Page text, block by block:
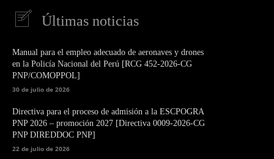
Últimas noticias
Manual para el empleo adecuado de aeronaves y drones
en la Policía Nacional del Perú [RCG 452-2026-CG
PNP/COMOPPOL]
30 de julio de 2026
Directiva para el proceso de admisión a la ESCPOGRA
PNP 2026 – promoción 2027 [Directiva 0009-2026-CG
PNP DIREDDOC PNP]
22 de julio de 2026